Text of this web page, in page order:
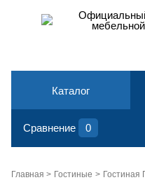
Каталог
Сравнение 0
Главная > Гостиные Гостиная